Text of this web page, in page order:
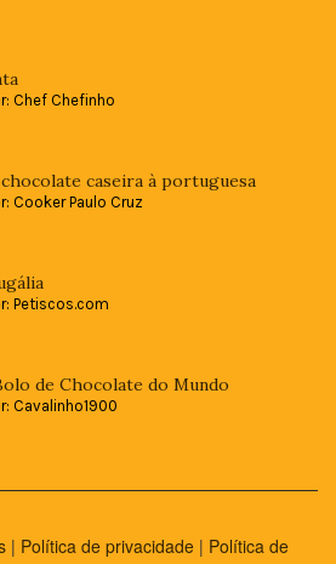
Chef Chefinho
caseira à portuguesa
Cooker Paulo Cruz
Petiscos.com
de Chocolate do Mundo
Cavalinho1900
| Política de privacidade | Política de